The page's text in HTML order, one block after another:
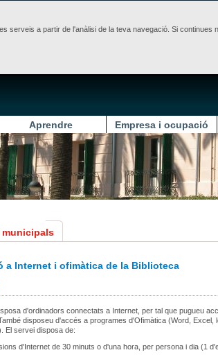
serveis a partir de l'anàlisi de la teva navegació. Si
Aprendre Empresa i ocupació
municipals
a Internet i ofimàtica de la Biblioteca
d'ordinadors connectats a Internet, per tal que pugueu
disposeu d'accés a programes d'Ofimàtica (Word, Excel,
El servei disposa de:
d'Internet de 30 minuts o d'una hora, per persona i dia (1